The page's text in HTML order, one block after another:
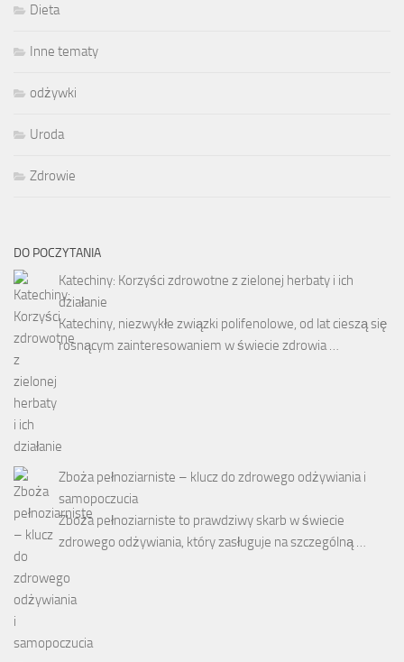
Dieta
Inne tematy
odżywki
Uroda
Zdrowie
DO POCZYTANIA
Katechiny: Korzyści zdrowotne z zielonej herbaty i ich
działanie
Katechiny, niezwykłe związki polifenolowe, od lat cieszą się
rosnącym zainteresowaniem w świecie zdrowia …
Zboża pełnoziarniste – klucz do zdrowego odżywiania i
samopoczucia
Zboża pełnoziarniste to prawdziwy skarb w świecie
zdrowego odżywiania, który zasługuje na szczególną …